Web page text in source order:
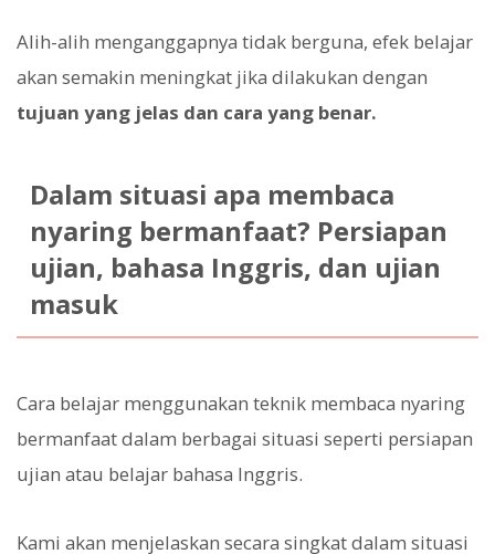
Alih-alih menganggapnya tidak berguna, efek belajar
akan semakin meningkat jika dilakukan dengan
tujuan yang jelas dan cara yang benar.
Dalam situasi apa membaca
nyaring bermanfaat? Persiapan
ujian, bahasa Inggris, dan ujian
masuk
Cara belajar menggunakan teknik membaca nyaring
bermanfaat dalam berbagai situasi seperti persiapan
ujian atau belajar bahasa Inggris.
Kami akan menjelaskan secara singkat dalam situasi